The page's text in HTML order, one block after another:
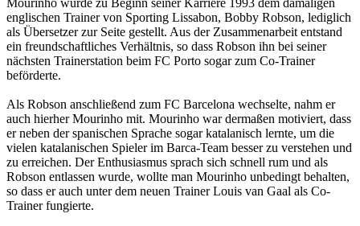
englischen Trainer von Sporting Lissabon, Bobby Robson, lediglich
als Übersetzer zur Seite gestellt. Aus der Zusammenarbeit entstand
ein freundschaftliches Verhältnis, so dass Robson ihn bei seiner
nächsten Trainerstation beim FC Porto sogar zum Co-Trainer
beförderte.
Als Robson anschließend zum FC Barcelona wechselte, nahm er
auch hierher Mourinho mit. Mourinho war dermaßen motiviert, dass
er neben der spanischen Sprache sogar katalanisch lernte, um die
vielen katalanischen Spieler im Barca-Team besser zu verstehen und
zu erreichen. Der Enthusiasmus sprach sich schnell rum und als
Robson entlassen wurde, wollte man Mourinho unbedingt behalten,
so dass er auch unter dem neuen Trainer Louis van Gaal als Co-
Trainer fungierte.